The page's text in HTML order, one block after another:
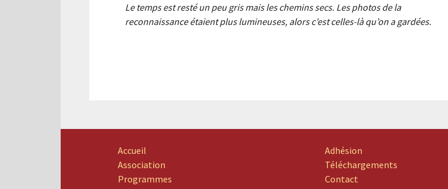
Le temps est resté un peu gris mais les chemins secs. Les photos de la
reconnaissance étaient plus lumineuses, alors c’est celles-là qu’on a gardées.
Accueil
Association
Programmes
Adhésion
Téléchargements
Contact